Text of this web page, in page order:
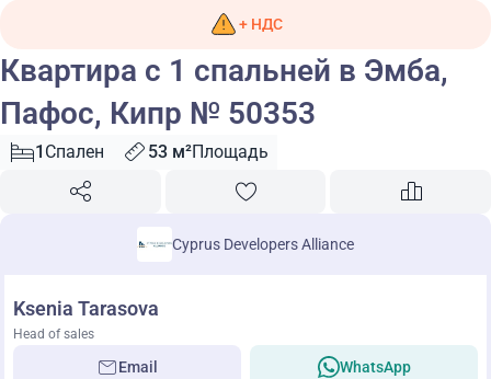
+ НДС
Квартира с 1 спальней в Эмба,
Пафос, Кипр № 50353
1 Спален 53 м²Площадь
Cyprus Developers Alliance
Ksenia Tarasova
Head of sales
Email WhatsApp